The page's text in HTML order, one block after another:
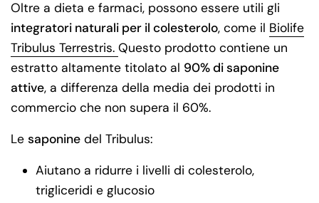
Oltre a dieta e farmaci, possono essere utili gli
integratori naturali per il colesterolo, come il Biolife
Tribulus Terrestris. Questo prodotto contiene un
estratto altamente titolato al 90% di saponine
attive, a differenza della media dei prodotti in
commercio che non supera il 60%.
Le saponine del Tribulus:
Aiutano a ridurre i livelli di colesterolo,
trigliceridi e glucosio